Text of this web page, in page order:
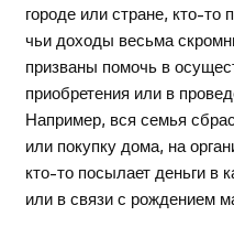
городе или стране, кто-
чьи доходы весьма
призваны помочь в
приобретения или в
Например, вся семья
или покупку дома, на
кто-то посылает деньги в
или в связи с рождением